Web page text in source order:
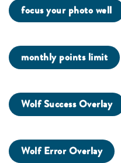
focus your photo well
monthly points limit
Wolf Success Overlay
Wolf Error Overlay